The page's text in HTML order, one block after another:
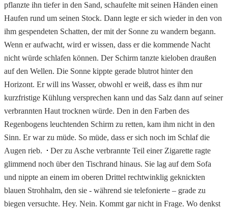
pflanzte ihn tiefer in den Sand, schaufelte mit seinen Händen einen
Haufen rund um seinen Stock. Dann legte er sich wieder in den von
ihm gespendeten Schatten, der mit der Sonne zu wandern begann.
Wenn er aufwacht, wird er wissen, dass er die kommende Nacht
nicht würde schlafen können. Der Schirm tanzte kieloben draußen
auf den Wellen. Die Sonne kippte gerade blutrot hinter den
Horizont. Er will ins Wasser, obwohl er weiß, dass es ihm nur
kurzfristige Kühlung versprechen kann und das Salz dann auf seiner
verbrannten Haut trocknen würde. Den in den Farben des
Regenbogens leuchtenden Schirm zu retten, kam ihm nicht in den
Sinn. Er war zu müde. So müde, dass er sich noch im Schlaf die
Augen rieb.
Der zu Asche verbrannte Teil einer Zigarette ragte
glimmend noch über den Tischrand hinaus. Sie lag auf dem Sofa
und nippte an einem im oberen Drittel rechtwinklig geknickten
blauen Strohhalm, den sie - während sie telefonierte – grade zu
biegen versuchte. Hey. Nein. Kommt gar nicht in Frage. Wo denkst